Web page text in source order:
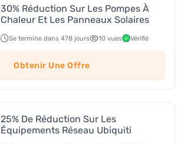
30% Réduction Sur Les Pompes À
Chaleur Et Les Panneaux Solaires
Se termine dans 478 jours 10 vues Vérifié
Obtenir Une Offre
25% De Réduction Sur Les
Équipements Réseau Ubiquiti